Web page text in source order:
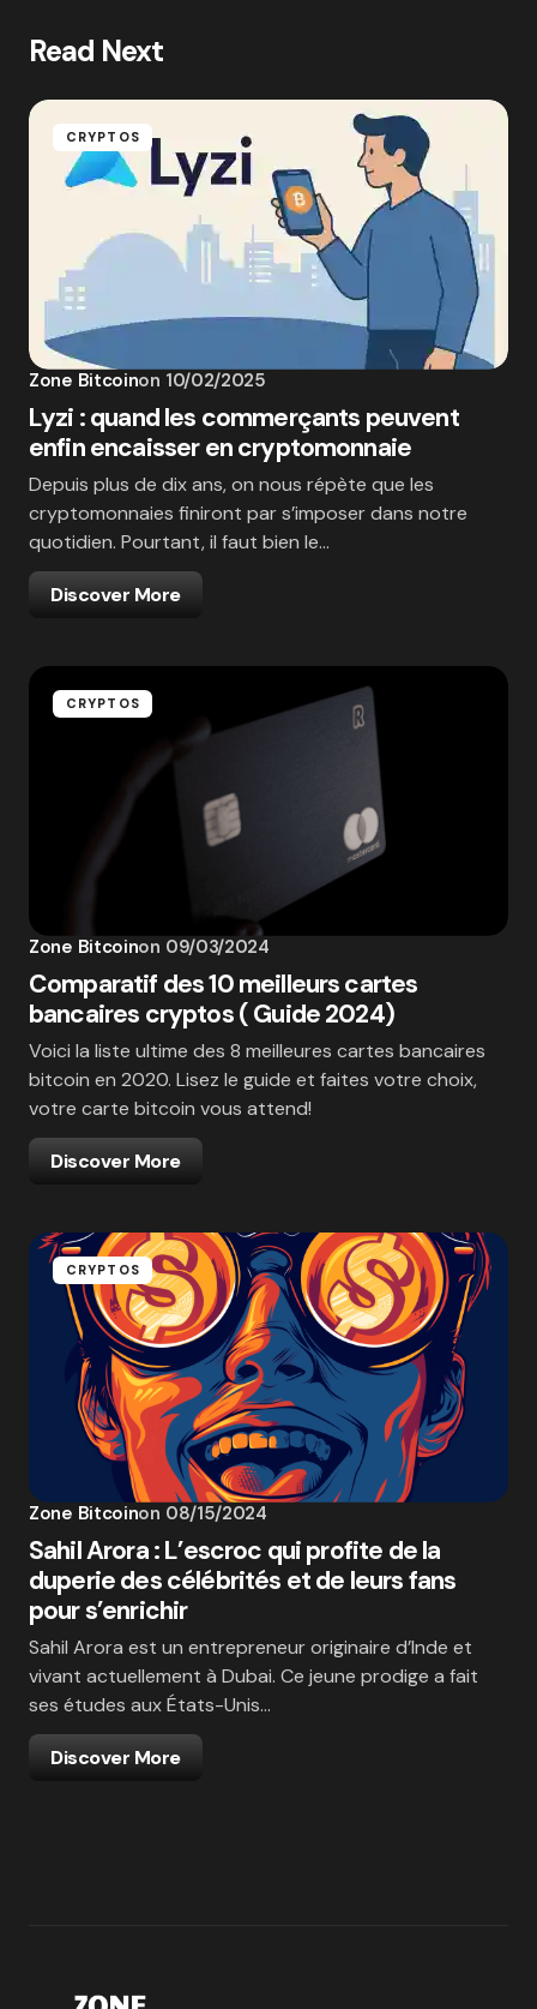
Read Next
CRYPTOS
Zone Bitcoinon 10/02/2025
Lyzi : quand les commerçants peuvent
enfin encaisser en cryptomonnaie
Depuis plus de dix ans, on nous répète que les
cryptomonnaies finiront par s’imposer dans notre
quotidien. Pourtant, il faut bien le…
Discover More
CRYPTOS
Zone Bitcoinon 09/03/2024
Comparatif des 10 meilleurs cartes
bancaires cryptos ( Guide 2024)
Voici la liste ultime des 8 meilleures cartes bancaires
bitcoin en 2020. Lisez le guide et faites votre choix,
votre carte bitcoin vous attend!
Discover More
CRYPTOS
Zone Bitcoinon 08/15/2024
Sahil Arora : L’escroc qui profite de la
duperie des célébrités et de leurs fans
pour s’enrichir
Sahil Arora est un entrepreneur originaire d’Inde et
vivant actuellement à Dubai. Ce jeune prodige a fait
ses études aux États-Unis…
Discover More